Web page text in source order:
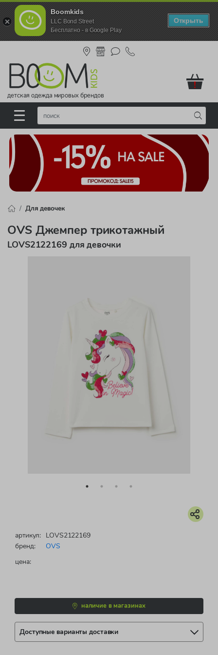
Boomkids
LLC Bond Street
Бесплатно - в Google Play
Открыть
детская одежда мировых брендов
!
Для девочек
OVS Джемпер трикотажный
LOVS2122169 для девочки
артикул: LOVS2122169
бренд:
OVS
цена:
наличие в магазинах
Доступные варианты доставки